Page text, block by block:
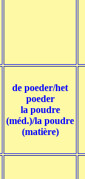
de poeder/het
poeder
la poudre
(méd.)/la poudre
(matière)